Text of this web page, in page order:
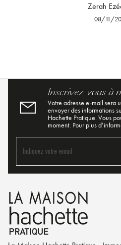
Zerah
08/11/
Inscrivez-vous à
Votre adresse e-mail sera
envoyer des informations
Hachette Pratique. Vous
moment. Pour plus
Indiquez votre email